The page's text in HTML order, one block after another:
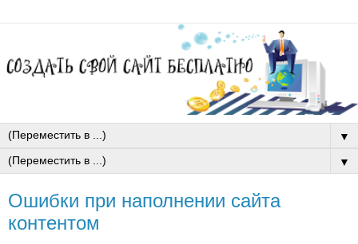
▼
▼
Ошибки при наполнении сайта
контентом